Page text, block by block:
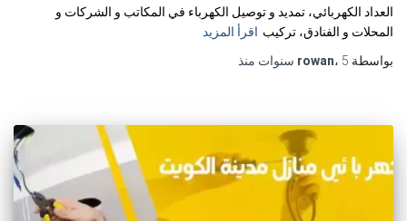
العداد الكهربائي، تمديد و توصيل الكهرباء في المكاتب و الشركات و
المحلات و الفنادق، تركيب اقرأ المزيد
بواسطة
rowan، 5 سنوات منذ